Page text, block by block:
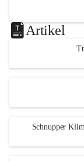
Artikel
Schnupper